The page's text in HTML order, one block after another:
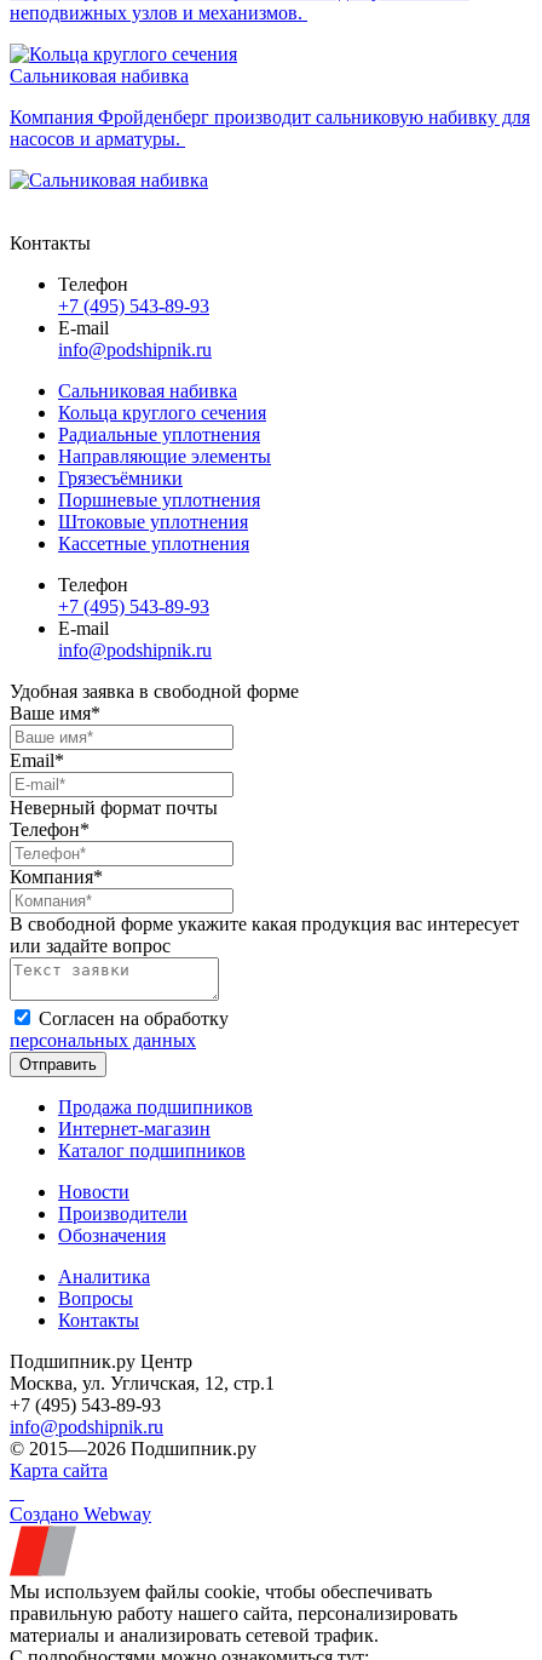
неподвижных узлов и механизмов.
Сальниковая набивка
Компания Фройденберг производит сальниковую набивку для
насосов и арматуры.
Контакты
Телефон
+7 (495) 543-89-93
E-mail
info@podshipnik.ru
Сальниковая набивка
Кольца круглого сечения
Радиальные уплотнения
Направляющие элементы
Грязесъёмники
Поршневые уплотнения
Штоковые уплотнения
Кассетные уплотнения
Телефон
+7 (495) 543-89-93
E-mail
info@podshipnik.ru
Удобная заявка в свободной форме
Ваше имя*
Email*
Неверный формат почты
Телефон*
Компания*
В свободной форме укажите какая продукция вас интересует
или задайте вопрос
Согласен на обработку
персональных данных
Продажа подшипников
Интернет-магазин
Каталог подшипников
Новости
Производители
Обозначения
Аналитика
Вопросы
Контакты
Подшипник.ру Центр
Москва, ул. Угличская, 12, стр.1
+7 (495) 543-89-93
info@podshipnik.ru
© 2015—2026 Подшипник.ру
Карта сайта
Создано Webway
Мы используем файлы cookie, чтобы обеспечивать
правильную работу нашего сайта, персонализировать
материалы и анализировать сетевой трафик.